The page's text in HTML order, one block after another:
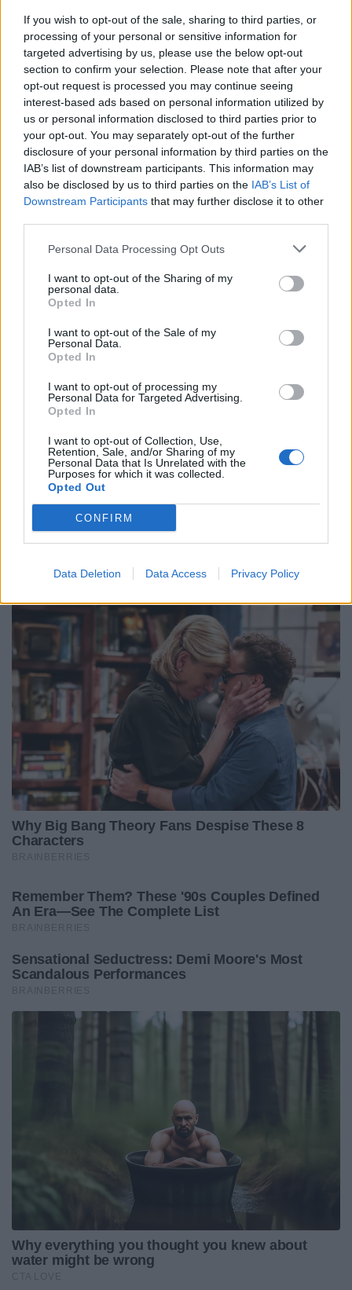
If you wish to opt-out of the sale, sharing to third parties, or
processing of your personal or sensitive information for
targeted advertising by us, please use the below opt-out
section to confirm your selection. Please note that after your
opt-out request is processed you may continue seeing
interest-based ads based on personal information utilized by
us or personal information disclosed to third parties prior to
your opt-out. You may separately opt-out of the further
disclosure of your personal information by third parties on the
IAB’s list of downstream participants. This information may
also be disclosed by us to third parties on the IAB’s List of
Downstream Participants that may further disclose it to other
Personal Data Processing Opt Outs
I want to opt-out of the Sharing of my
personal data.
Opted In
I want to opt-out of the Sale of my
Personal Data.
Opted In
I want to opt-out of processing my
Personal Data for Targeted Advertising.
Opted In
I want to opt-out of Collection, Use,
Retention, Sale, and/or Sharing of my
Personal Data that Is Unrelated with the
Purposes for which it was collected.
Opted Out
CONFIRM
Data Deletion Data Access Privacy Policy
Cus Torino v Fiamme Oro Rugby
Arb. Riccardo Angelucci (Livorno)
AA1 Clara Munarini (Parma), AA2 Filippo Bertelli
(Brescia)
Quarto Uomo: Vincenzo Smiraldi (Torino)
TMO: Luca Trentin (Lecco)
Mogliano Veneto Rugby v Petrarca Rugby
Arb. Alex Frasson (Treviso)
AA1 Filippo Russo (Treviso), AA2 Giorgio
Sgardiolo (Rovigo)
Quarto Uomo: Giovanni Garro (Treviso)
Foto Alfio Guarise